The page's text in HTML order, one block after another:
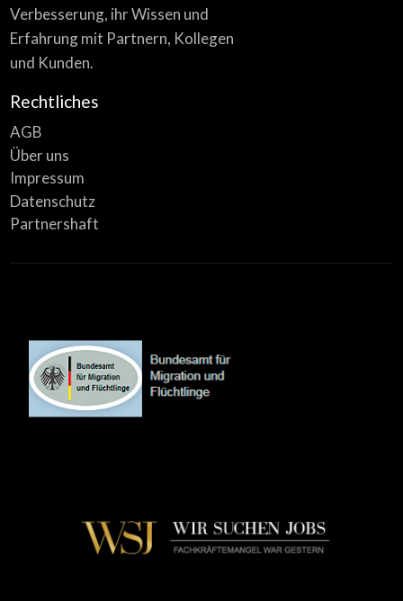
Verbesserung, ihr Wissen und
Erfahrung mit Partnern, Kollegen
und Kunden.
Rechtliches
AGB
Über uns
Impressum
Datenschutz
Partnershaft